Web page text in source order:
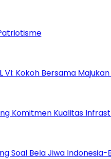
VI: Kokoh Bersama
Komitmen Kualitas
Soal Bela Jiwa Indonesia-